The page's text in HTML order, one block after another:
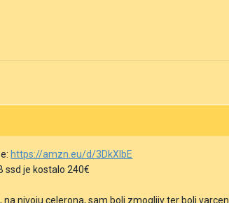
https://amzn.eu/d/3DkXlbE
ssd je kostalo 240€
nivoju celerona, sam bolj zmogljiv ter bolj varcen.